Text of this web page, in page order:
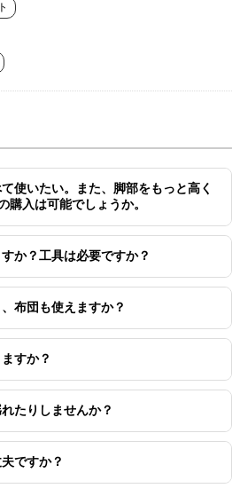
使いたい。また、脚部をもっと高く
購入は可能でしょうか。
か？工具は必要ですか？
布団も使えますか？
すか？
たりしませんか？
ですか？